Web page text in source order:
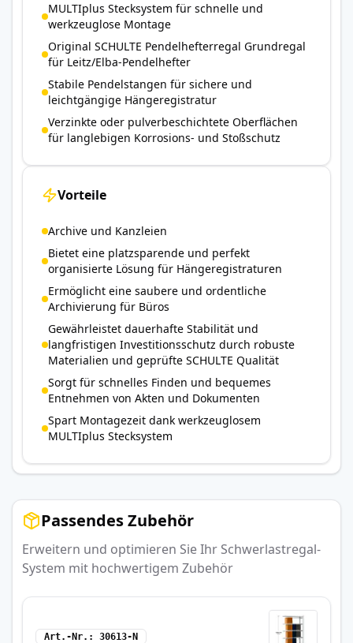
MULTIplus Stecksystem für schnelle und
werkzeuglose Montage
Original SCHULTE Pendelhefterregal Grundregal
für Leitz/Elba-Pendelhefter
Stabile Pendelstangen für sichere und
leichtgängige Hängeregistratur
Verzinkte oder pulverbeschichtete Oberflächen
für langlebigen Korrosions- und Stoßschutz
Vorteile
Archive und Kanzleien
Bietet eine platzsparende und perfekt
organisierte Lösung für Hängeregistraturen
Ermöglicht eine saubere und ordentliche
Archivierung für Büros
Gewährleistet dauerhafte Stabilität und
langfristigen Investitionsschutz durch robuste
Materialien und geprüfte SCHULTE Qualität
Sorgt für schnelles Finden und bequemes
Entnehmen von Akten und Dokumenten
Spart Montagezeit dank werkzeuglosem
MULTIplus Stecksystem
Passendes Zubehör
Erweitern und optimieren Sie Ihr Schwerlastregal-
System mit hochwertigem Zubehör
Art.-Nr. 30613-N